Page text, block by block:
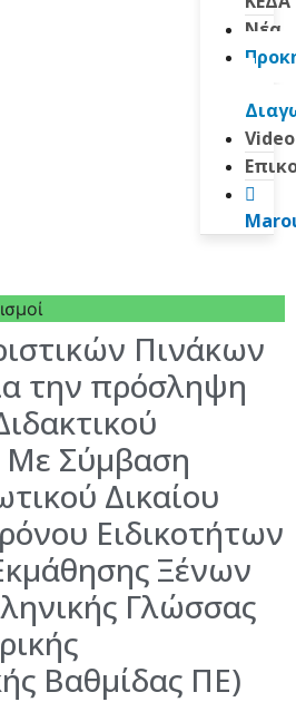
Νέα
Πινάκων
την πρόσληψη
Σύμβαση
Δικαίου
Ειδικοτήτων
Ξένων
Γλώσσας
Βαθμίδας ΠΕ)